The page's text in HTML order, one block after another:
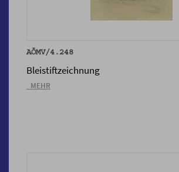
AÖMV/4.248
Bleistiftzeichnung
_MEHR